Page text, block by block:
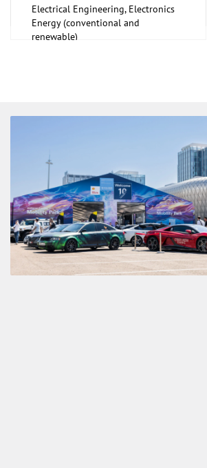
Electrical Engineering, Electronics
Energy (conventional and
renewable)